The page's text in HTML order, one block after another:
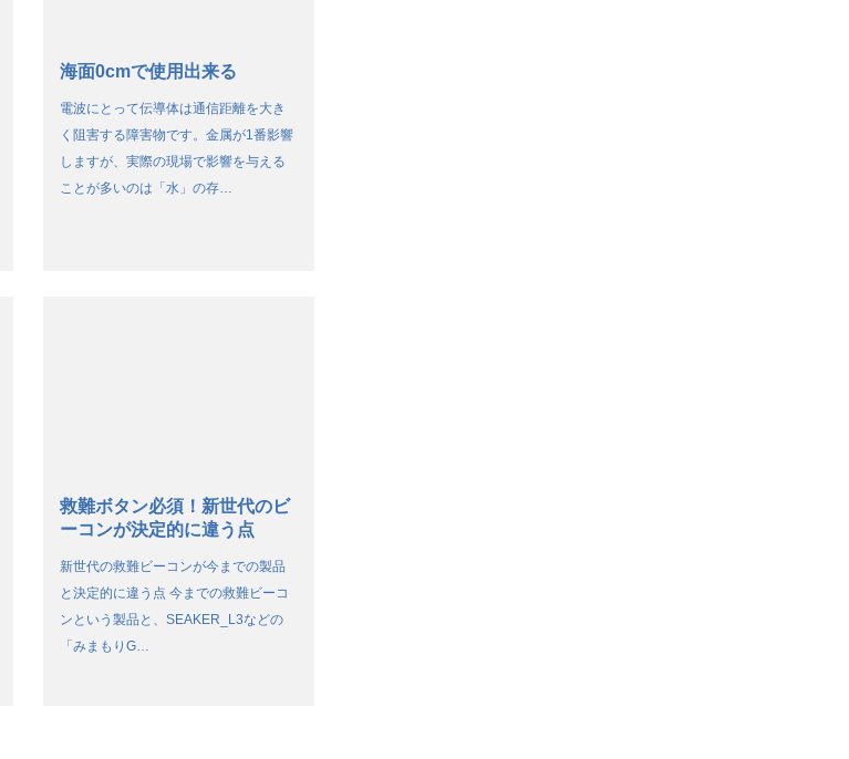
海面0cmで使用出来る
電波にとって伝導体は通信距離を大き
く阻害する障害物です。金属が1番影響
しますが、実際の現場で影響を与える
ことが多いのは「水」の存…
救難ボタン必須！新世代のビ
ーコンが決定的に違う点
新世代の救難ビーコンが今までの製品
と決定的に違う点 今までの救難ビーコ
ンという製品と、SEAKER_L3などの
「みまもりG…